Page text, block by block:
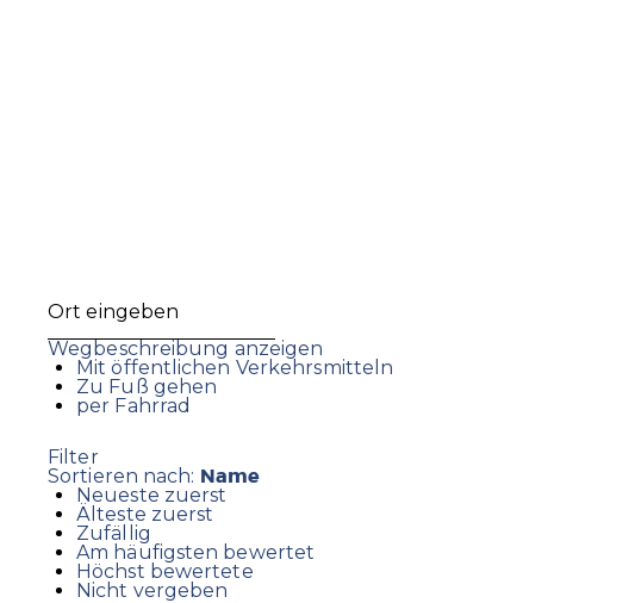
Wegbeschreibung anzeigen
Mit öffentlichen Verkehrsmitteln
Zu Fuß gehen
per Fahrrad
Filter
Sortieren nach: Name
Neueste zuerst
Älteste zuerst
Zufällig
Am häufigsten bewertet
Höchst bewertete
Nicht vergeben